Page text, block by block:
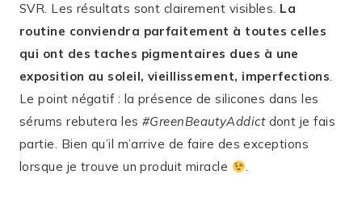
SVR. Les résultats sont clairement visibles. La
routine conviendra parfaitement à toutes celles
qui ont des taches pigmentaires dues à une
exposition au soleil, vieillissement, imperfections.
Le point négatif : la présence de silicones dans les
sérums rebutera les #GreenBeautyAddictdont je fais
partie. Bien qu’il m’arrive de faire des exceptions
lorsque je trouve un produit miracle
.